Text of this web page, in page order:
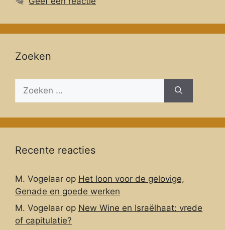
Zoeken
naar:
Recente reacties
M. Vogelaar op Het loon voor de gelovige,
Genade en goede werken
M. Vogelaar op New Wine en Israëlhaat: vrede
of capitulatie?